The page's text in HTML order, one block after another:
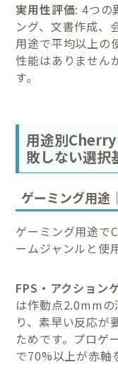
実用性評価: 4つの
ング、文書作成、
用途で平均以上の
性能はありません
す。
用途別
敗しない選択
ゲーミング用途
ゲーミング用途で
ームジャンルと使
FPS・アクション
は作動点2.0mmの
り、素早い反応が
ためです。プロゲ
で70%以上が赤軸